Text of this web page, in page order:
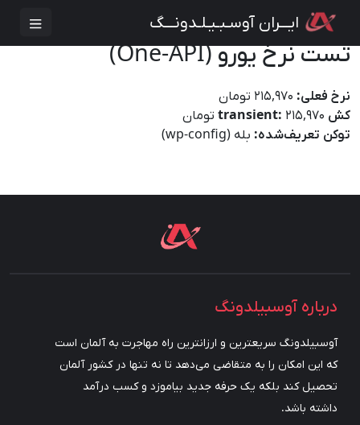
ایـــران آوسـبـیـلـدونـــگ
تست نرخ یورو (One-API)
نرخ فعلی:
کش transient: ۲۱۵,۹۷۰ تومان
توکن تعریف‌شده: بله (wp-config)
درباره آوسبیلدونگ
آوسبیلدونگ سریعترین و ارزانترین راه مهاجرت به آلمان است
که این امکان را به متقاضی می‌دهد تا نه تنها در کشور آلمان
تحصیل کند بلکه یک حرفه جدید بیاموزد و کسب درآمد
داشته باشد.